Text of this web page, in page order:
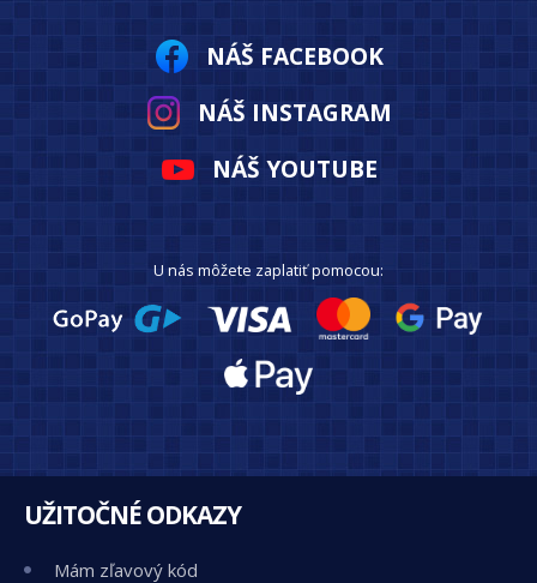
NÁŠ FACEBOOK
NÁŠ INSTAGRAM
NÁŠ YOUTUBE
U nás môžete zaplatiť pomocou:
UŽITOČNÉ ODKAZY
Mám zľavový kód